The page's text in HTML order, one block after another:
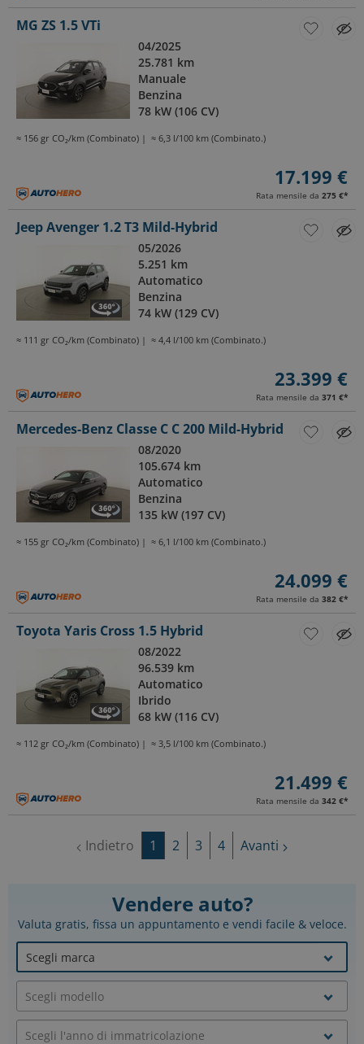
MG ZS 1.5 VTi
04/2025
25.781 km
Manuale
Benzina
78 kW (106 CV)
≈ 156 gr CO₂/km (Combinato) ≈ 6,3 l/100 km (Combinato.)
17.199 €
Rata mensile da 275 €*
Jeep Avenger 1.2 T3 Mild-Hybrid
05/2026
5.251 km
Automatico
Benzina
74 kW (129 CV)
≈ 111 gr CO₂/km (Combinato) ≈ 4,4 l/100 km (Combinato.)
23.399 €
Rata mensile da 371 €*
Mercedes-Benz Classe C C 200 Mild-Hybrid
08/2020
105.674 km
Automatico
Benzina
135 kW (197 CV)
≈ 155 gr CO₂/km (Combinato) ≈ 6,1 l/100 km (Combinato.)
24.099 €
Rata mensile da 382 €*
Toyota Yaris Cross 1.5 Hybrid
08/2022
96.539 km
Automatico
Ibrido
68 kW (116 CV)
≈ 112 gr CO₂/km (Combinato) ≈ 3,5 l/100 km (Combinato.)
21.499 €
Rata mensile da 342 €*
Indietro 1 2 3 4 Avanti
Vendere auto?
Valuta gratis, fissa un appuntamento e vendi facile & veloce.